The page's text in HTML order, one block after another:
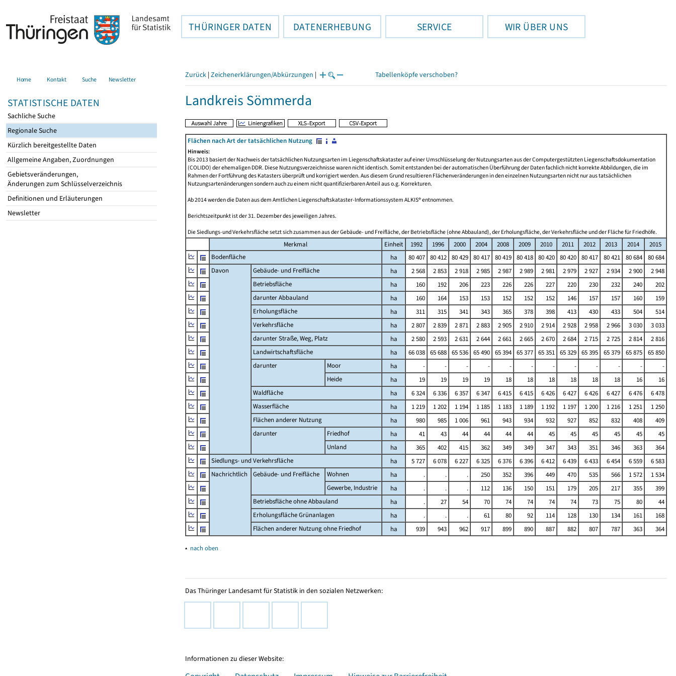
THÜRINGER DATEN DATENERHEBUNG SERVICE WIR ÜBER UNS
Home Kontakt Suche Newsletter
STATISTISCHE DATEN
Sachliche Suche
Regionale Suche
Kürzlich bereitgestellte Daten
Allgemeine Angaben, Zuordnungen
Gebietsveränderungen,
Änderungen zum Schlüsselverzeichnis
Definitionen und Erläuterungen
Newsletter
Zurück | Zeichenerklärungen/Abkürzungen | Tabellenköpfe verschoben?
Landkreis Sömmerda
Flächen nach Art der tatsächlichen Nutzung
Hinweis:
Bis 2013 basiert der Nachweis der tatsächlichen Nutzungsarten im Liegenschaftskataster auf einer Umschlüsselung der Nutzungsarten aus der Computergestützten Liegenschaftsdokumentation
(COLIDO) der ehemaligen DDR. Diese Nutzungsverzeichnisse waren nicht identisch. Somit entstanden bei der automatischen Überführung der Daten fachlich nicht korrekte Abbildungen, die im
Rahmen der Fortführung des Katasters überprüft und korrigiert werden. Aus diesem Grund resultieren Flächenveränderungen in den einzelnen Nutzungsarten nicht nur aus tatsächlichen
Nutzungsartenänderungen sondern auch zu einem nicht quantifizierbaren Anteil aus o.g. Korrekturen.
Ab 2014 werden die Daten aus dem Amtlichen Liegenschaftskataster-Informationssystem ALKIS® entnommen.
Berichtszeitpunkt ist der 31. Dezember des jeweiligen Jahres.
Die Siedlungs-und Verkehrsfläche setzt sich zusammen aus der Gebäude- und Freifläche, der Betriebsfläche (ohne Abbauland), der Erholungsfläche, der Verkehrsfläche und der Fläche für Friedhöfe.
Merkmal Einheit 1992 1996 2000 2004 2008 2009 2010 2011 2012 2013 2014
2015
Bodenfläche
ha 80 407 80 412 80 429 80 417 80 419 80 418 80 420 80 420 80 417 80 421 80 684
80 684
Davon
Gebäude- und Freifläche ha 2 568 2 853 2 918 2 985 2 987 2 989 2 981 2 979 2 927 2 934 2 900
2 948
Betriebsfläche
ha 160 192 206 223 226 226 227 220 230 232 240
202
darunter Abbauland
ha 160 164 153 153 152 152 152 146 157 157 160
159
Erholungsfläche
ha 311 315 341 343 365 378 398 413 430 433 504
514
Verkehrsfläche
ha 2 807 2 839 2 871 2 883 2 905 2 910 2 914 2 928 2 958 2 966 3 030
3 033
darunter Straße, Weg, Platz
ha 2 580 2 593 2 631 2 644 2 661 2 665 2 670 2 684 2 715 2 725 2 814
2 816
Landwirtschaftsfläche
ha 66 038 65 688 65 536 65 490 65 394 65 377 65 351 65 329 65 395 65 379 65 875
65 850
darunter
Moor ha - - - - - - - - - - -
-
Heide
ha 19 19 19 19 18 18 18 18 18 18 16
16
Waldfläche
ha 6 324 6 336 6 357 6 347 6 415 6 415 6 426 6 427 6 426 6 427 6 476
6 478
Wasserfläche
ha 1 219 1 202 1 194 1 185 1 183 1 189 1 192 1 197 1 200 1 216 1 251
1 250
Flächen anderer Nutzung
ha 980 985 1 006 961 943 934 932 927 852 832 408
409
darunter
Friedhof ha 41 43 44 44 44 44 45 45 45 45 45
45
Unland
ha 365 402 415 362 349 349 347 343 351 346 363
364
Siedlungs- und Verkehrsfläche
ha 5 727 6 078 6 227 6 325 6 376 6 396 6 412 6 439 6 433 6 454 6 559
6 583
Nachrichtlich
Gebäude- und Freifläche Wohnen ha . . . 250 352 396 449 470 535 566 1 572
1 534
Gewerbe, Industrie
ha . . . 112 136 150 151 179 205 217 355
399
Betriebsfläche ohne Abbauland
ha . 27 54 70 74 74 74 74 73 75 80
44
Erholungsfläche Grünanlagen
ha . . . 61 80 92 114 128 130 134 161
168
Flächen anderer Nutzung ohne Friedhof
ha 939 943 962 917 899 890 887 882 807 787 363 364
▴ nach oben
Das Thüringer Landesamt für Statistik in den sozialen Netzwerken:
Informationen zu dieser Website: